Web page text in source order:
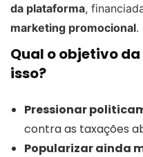
da plataforma,
marketing promocional.
Qual o objetivo
isso?
Pressionar
contra as taxações
Popularizar ainda